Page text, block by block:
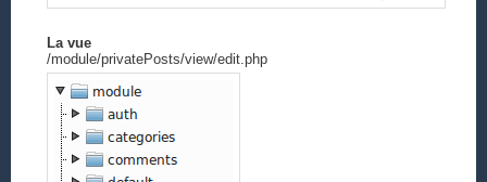
La vue
/module/privatePosts/view/edit.php